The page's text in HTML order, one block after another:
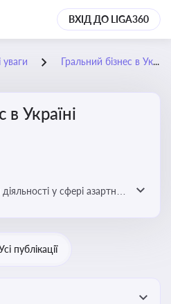
ВХІД ДО LIGA360
Гральний бізнес в Україні
в Україні
у сфері азартних
публікації